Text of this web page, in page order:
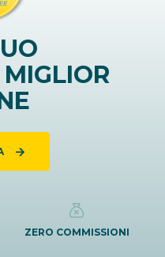
ZERO COMMISSIONI